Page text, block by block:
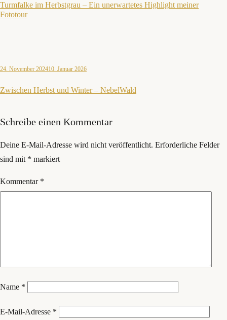
Turmfalke im Herbstgrau – Ein unerwartetes Highlight meiner
Fototour
24. November 202410. Januar 2026
Zwischen Herbst und Winter – NebelWald
Schreibe einen Kommentar
Deine E-Mail-Adresse wird nicht veröffentlicht. Erforderliche Felder
sind mit * markiert
Kommentar *
Name *
E-Mail-Adresse *